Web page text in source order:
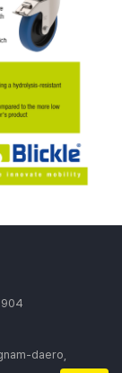
904
daero,